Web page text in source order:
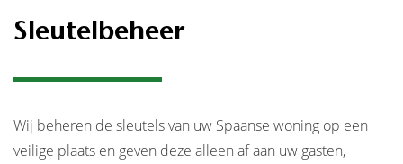
Sleutelbeheer
Wij beheren de sleutels van uw Spaanse woning op een
veilige plaats en geven deze alleen af aan uw gasten,